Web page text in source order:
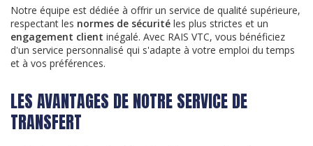
Notre équipe est dédiée à offrir un service de qualité supérieure,
respectant les normes de sécurité les plus strictes et un
engagement client inégalé. Avec RAIS VTC, vous bénéficiez
d'un service personnalisé qui s'adapte à votre emploi du temps
et à vos préférences.
LES AVANTAGES DE NOTRE SERVICE DE
TRANSFERT